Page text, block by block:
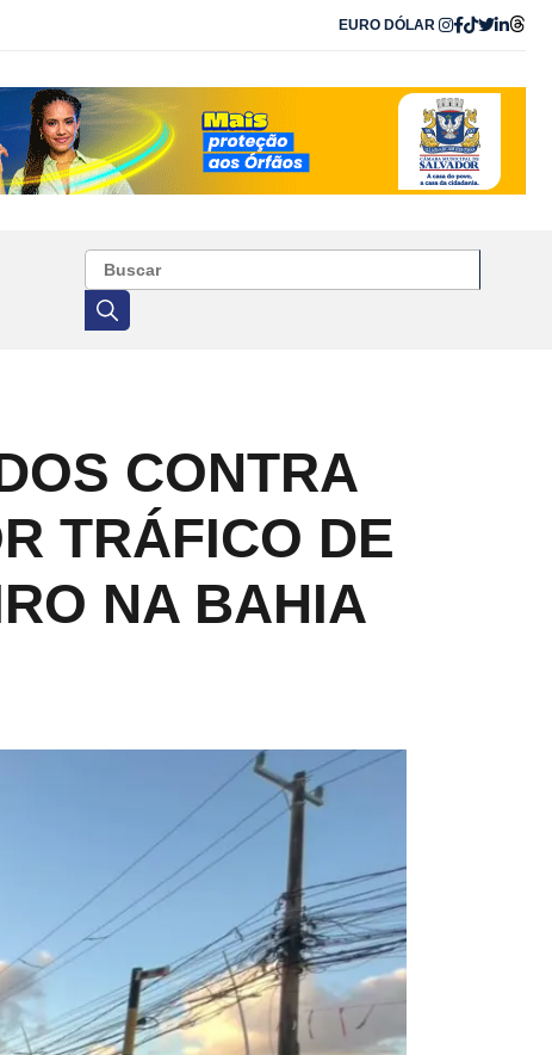
EURO DÓLAR
CONTRA
TRÁFICO DE
NA BAHIA